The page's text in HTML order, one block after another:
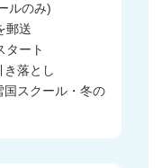
ルのみ)
送
ート
落とし
スクール・冬の